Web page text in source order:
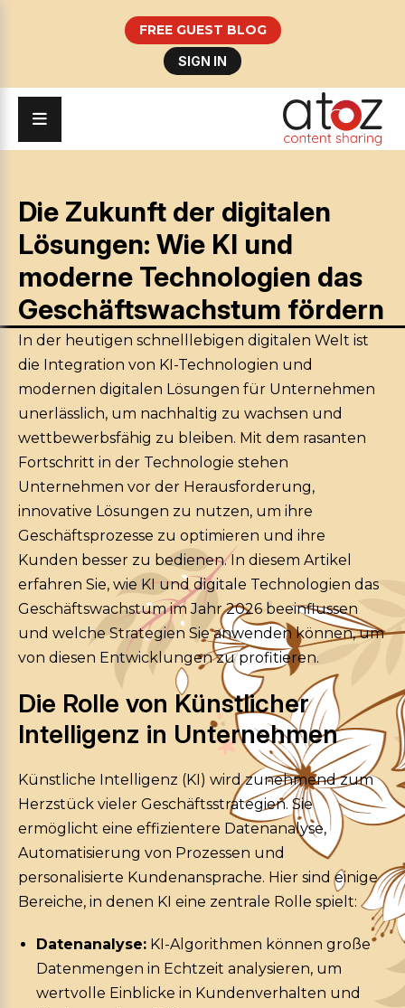
FREE GUEST BLOG
SIGN IN
Die Zukunft der digitalen
Lösungen: Wie KI und
moderne Technologien das
Geschäftswachstum fördern
In der heutigen schnelllebigen digitalen Welt ist
die Integration von KI-Technologien und
modernen digitalen Lösungen für Unternehmen
unerlässlich, um nachhaltig zu wachsen und
wettbewerbsfähig zu bleiben. Mit dem rasanten
Fortschritt in der Technologie stehen
Unternehmen vor der Herausforderung,
innovative Lösungen zu nutzen, um ihre
Geschäftsprozesse zu optimieren und ihre
Kunden besser zu bedienen. In diesem Artikel
erfahren Sie, wie KI und digitale Technologien das
Geschäftswachstum im Jahr 2026 beeinflussen
und welche Strategien Sie anwenden können, um
von diesen Entwicklungen zu profitieren.
Die Rolle von Künstlicher
Intelligenz in Unternehmen
Künstliche Intelligenz (KI) wird zunehmend zum
Herzstück vieler Geschäftsstrategien. Sie
ermöglicht eine effizientere Datenanalyse,
Automatisierung von Prozessen und
personalisierte Kundenansprache. Hier sind einige
Bereiche, in denen KI eine zentrale Rolle spielt:
Datenanalyse: KI-Algorithmen können große
Datenmengen in Echtzeit analysieren, um
wertvolle Einblicke in Kundenverhalten und